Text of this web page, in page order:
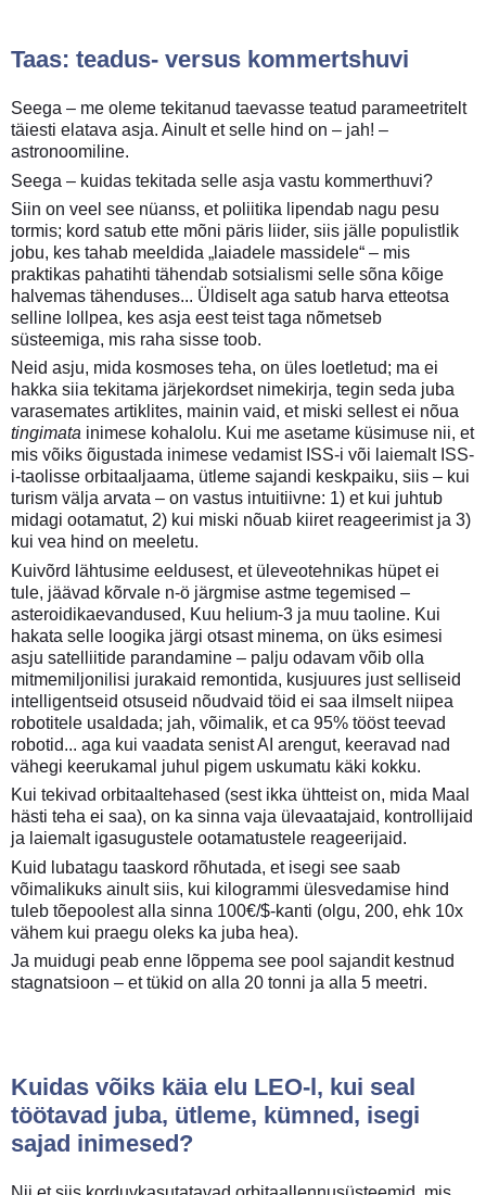
Taas: teadus- versus kommertshuvi
Seega – me oleme tekitanud taevasse teatud parameetritelt
täiesti elatava asja. Ainult et selle hind on – jah! –
astronoomiline.
Seega – kuidas tekitada selle asja vastu kommerthuvi?
Siin on veel see nüanss, et poliitika lipendab nagu pesu
tormis; kord satub ette mõni päris liider, siis jälle populistlik
jobu, kes tahab meeldida „laiadele massidele“ – mis
praktikas pahatihti tähendab sotsialismi selle sõna kõige
halvemas tähenduses... Üldiselt aga satub harva etteotsa
selline lollpea, kes asja eest teist taga nõmetseb
süsteemiga, mis raha sisse toob.
Neid asju, mida kosmoses teha, on üles loetletud; ma ei
hakka siia tekitama järjekordset nimekirja, tegin seda juba
varasemates artiklites, mainin vaid, et miski sellest ei nõua
tingimata inimese kohalolu. Kui me asetame küsimuse nii, et
mis võiks õigustada inimese vedamist ISS-i või laiemalt ISS-
i-taolisse orbitaaljaama, ütleme sajandi keskpaiku, siis – kui
turism välja arvata – on vastus intuitiivne: 1) et kui juhtub
midagi ootamatut, 2) kui miski nõuab kiiret reageerimist ja 3)
kui vea hind on meeletu.
Kuivõrd lähtusime eeldusest, et üleveotehnikas hüpet ei
tule, jäävad kõrvale n-ö järgmise astme tegemised –
asteroidikaevandused, Kuu helium-3 ja muu taoline. Kui
hakata selle loogika järgi otsast minema, on üks esimesi
asju satelliitide parandamine – palju odavam võib olla
mitmemiljonilisi jurakaid remontida, kusjuures just selliseid
intelligentseid otsuseid nõudvaid töid ei saa ilmselt niipea
robotitele usaldada; jah, võimalik, et ca 95% tööst teevad
robotid... aga kui vaadata senist AI arengut, keeravad nad
vähegi keerukamal juhul pigem uskumatu käki kokku.
Kui tekivad orbitaaltehased (sest ikka ühtteist on, mida Maal
hästi teha ei saa), on ka sinna vaja ülevaatajaid, kontrollijaid
ja laiemalt igasugustele ootamatustele reageerijaid.
Kuid lubatagu taaskord rõhutada, et isegi see saab
võimalikuks ainult siis, kui kilogrammi ülesvedamise hind
tuleb tõepoolest alla sinna 100€/$-kanti (olgu, 200, ehk 10x
vähem kui praegu oleks ka juba hea).
Ja muidugi peab enne lõppema see pool sajandit kestnud
stagnatsioon – et tükid on alla 20 tonni ja alla 5 meetri.
Kuidas võiks käia elu LEO-l, kui seal
töötavad juba, ütleme, kümned, isegi
sajad inimesed?